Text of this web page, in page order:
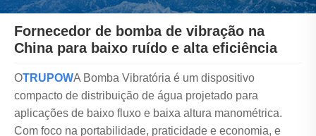
Fornecedor de bomba de vibração na
China para baixo ruído e alta eficiência
OTRUPOWA Bomba Vibratória é um dispositivo
compacto de distribuição de água projetado para
aplicações de baixo fluxo e baixa altura manométrica.
Com foco na portabilidade, praticidade e economia, e